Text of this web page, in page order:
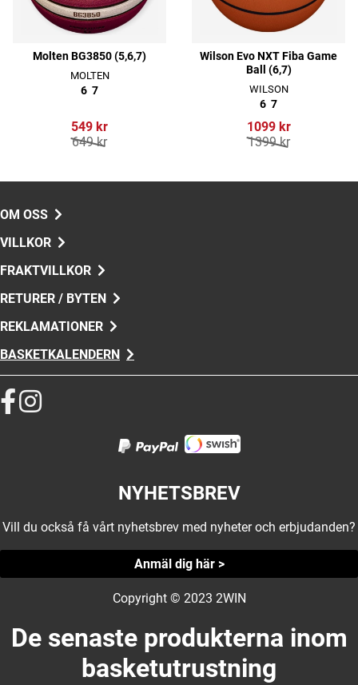
Molten BG3850 (5,6,7)
MOLTEN
6 7
549 kr
649 kr
Wilson Evo NXT Fiba Game
Ball (6,7)
WILSON
6 7
1099 kr
1399 kr
OM OSS
VILLKOR
FRAKTVILLKOR
RETURER / BYTEN
REKLAMATIONER
BASKETKALENDERN
NYHETSBREV
Vill du också få vårt nyhetsbrev med nyheter och erbjudanden?
Anmäl dig här >
Copyright © 2023 2WIN
De senaste produkterna inom
basketutrustning